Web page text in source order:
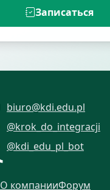
Записаться
biuro@kdi.edu.pl
@krok_do_integracji
@kdi_edu_pl_bot
О компанииФорум